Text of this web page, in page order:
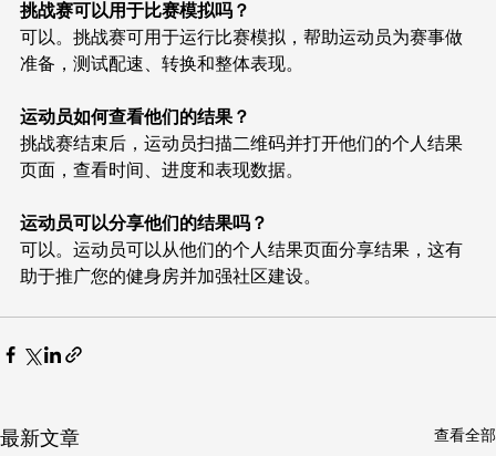
挑战赛可以用于比赛模拟吗？
可以。挑战赛可用于运行比赛模拟，帮助运动员为赛事做
准备，测试配速、转换和整体表现。
运动员如何查看他们的结果？
挑战赛结束后，运动员扫描二维码并打开他们的个人结果
页面，查看时间、进度和表现数据。
运动员可以分享他们的结果吗？
可以。运动员可以从他们的个人结果页面分享结果，这有
助于推广您的健身房并加强社区建设。
最新文章 查看全部